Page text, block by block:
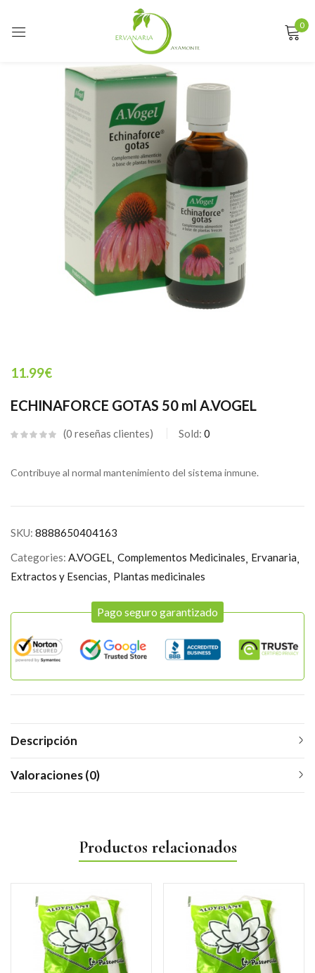
0
11.99€
ECHINAFORCE GOTAS 50 ml A.VOGEL
0 reseñas clientes Sold: 0
Contribuye al normal mantenimiento del sistema inmune.
SKU: 8888650404163
Categories: A.VOGEL Complementos Medicinales Ervanaria
Extractos y Esencias Plantas medicinales
Pago seguro garantizado
Descripción
Valoraciones (0)
Productos relacionados
Sign in
Remember me Lost password?
LOG IN
CREATE AN ACCOUNT